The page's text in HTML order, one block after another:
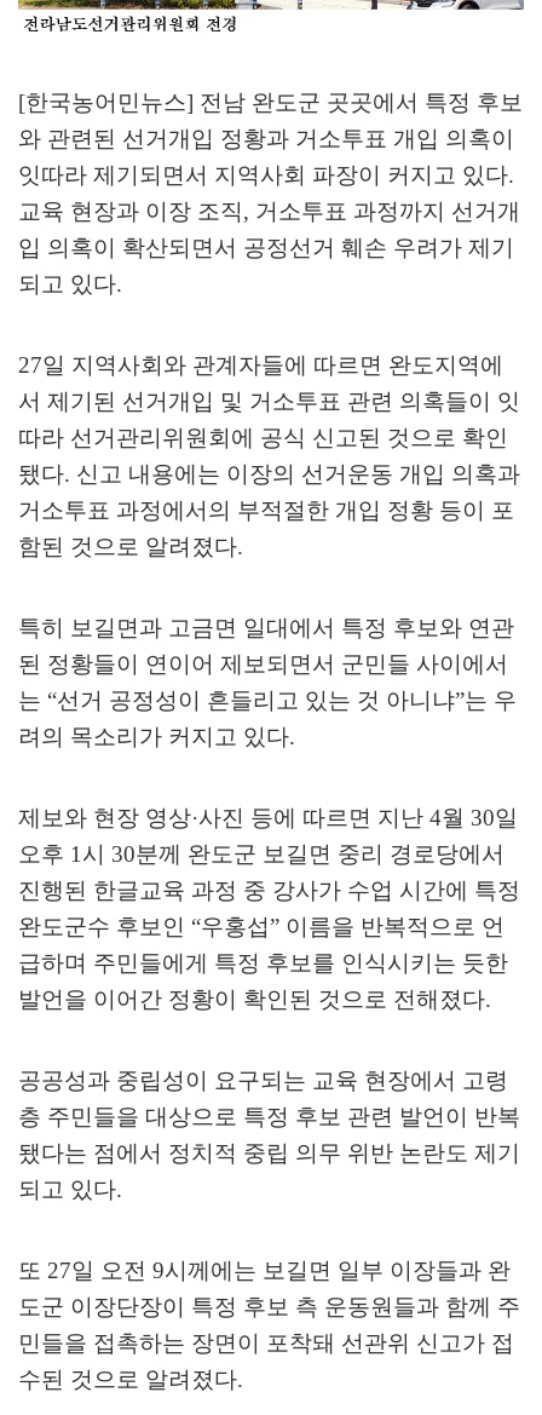
[한국농어민뉴스] 전남 완도군 곳곳에서 특정 후보
와 관련된 선거개입 정황과 거소투표 개입 의혹이
잇따라 제기되면서 지역사회 파장이 커지고 있다.
교육 현장과 이장 조직, 거소투표 과정까지 선거개
입 의혹이 확산되면서 공정선거 훼손 우려가 제기
되고 있다.
27일 지역사회와 관계자들에 따르면 완도지역에
서 제기된 선거개입 및 거소투표 관련 의혹들이 잇
따라 선거관리위원회에 공식 신고된 것으로 확인
됐다. 신고 내용에는 이장의 선거운동 개입 의혹과
거소투표 과정에서의 부적절한 개입 정황 등이 포
함된 것으로 알려졌다.
특히 보길면과 고금면 일대에서 특정 후보와 연관
된 정황들이 연이어 제보되면서 군민들 사이에서
는 “선거 공정성이 흔들리고 있는 것 아니냐”는 우
려의 목소리가 커지고 있다.
제보와 현장 영상·사진 등에 따르면 지난 4월 30일
오후 1 시 30분께 완도군 보길면 중리 경로당에서
진행된 한글교육 과정 중 강사가 수업 시간에 특정
완도군수 후보인 “우홍섭” 이름을 반복적으로 언
급하며 주민들에게 특정 후보를 인식시키는 듯한
발언을 이어간 정황이 확인된 것으로 전해졌다.
공공성과 중립성이 요구되는 교육 현장에서 고령
층 주민들을 대상으로 특정 후보 관련 발언이 반복
됐다는 점에서 정치적 중립 의무 위반 논란도 제기
되고 있다.
또 27일 오전 9시께에는 보길면 일부 이장들과 완
도군 이장단장이 특정 후보 측 운동원들과 함께 주
민들을 접촉하는 장면이 포착돼 선관위 신고가 접
수된 것으로 알려졌다.